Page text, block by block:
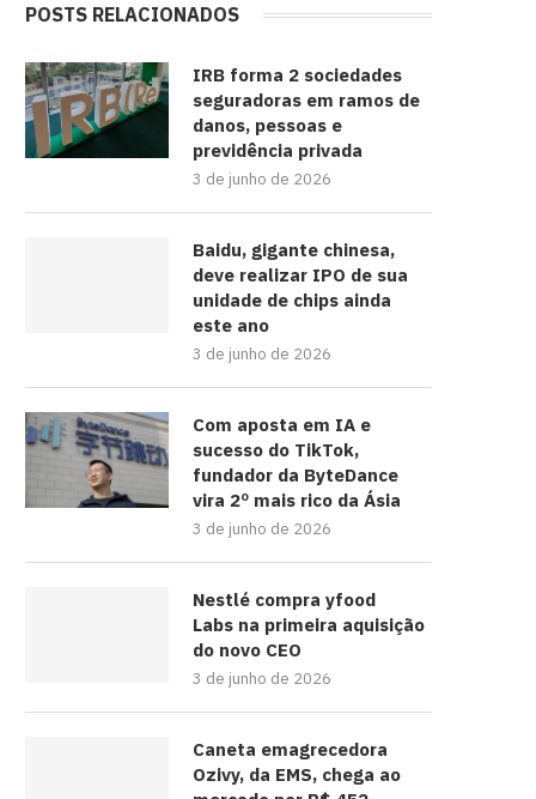
POSTS RELACIONADOS
IRB forma 2 sociedades
seguradoras em ramos de
danos, pessoas e
previdência privada
3 de junho de 2026
Baidu, gigante chinesa,
deve realizar IPO de sua
unidade de chips ainda
este ano
3 de junho de 2026
Com aposta em IA e
sucesso do TikTok,
fundador da ByteDance
vira 2º mais rico da Ásia
3 de junho de 2026
Nestlé compra yfood
Labs na primeira aquisição
do novo CEO
3 de junho de 2026
Caneta emagrecedora
Ozivy, da EMS, chega ao